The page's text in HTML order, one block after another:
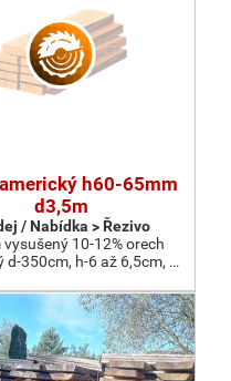
h60-65mm
d3,5m
/ Nabídka > Řezivo
vysušený 10-12% orech
d-350cm, h-6 až 6,5cm, …